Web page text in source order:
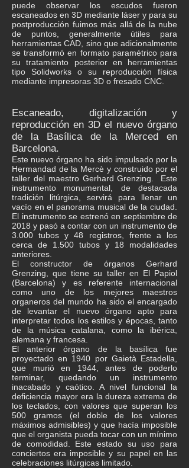
puede observar los escudos fueron
escaneados en 3D mediante láser y para su
postproducción fuimos más allá de la nube
de puntos, generalmente útiles para
herramientas CAD, sino que adicionalmente
se transformó en formato paramétrico para
su tratamiento posterior en herramientas
tipo Solidworks o su reproducción física
mediante impresoras 3D o fresado CNC.
Escaneado, digitalización y
reproducción en 3D el nuevo órgano
de la Basílica de la Merced en
Barcelona.
Este nuevo órgano ha sido impulsado por la
Hermandad de la Mercè y construido por el
taller del maestro Gerhard Grenzing. Este
instrumento monumental, de destacada
tradición litúrgica, servirá para llenar un
vacío en el panorama musical de la ciudad.
El instrumento se estrenó en septiembre de
2018 y pasó a contar con un instrumento de
3.000 tubos y 48 registros, frente a los
cerca de 1.500 tubos y 18 modalidades
anteriores.
El constructor de órganos Gerhard
Grenzing, que tiene su taller en El Papiol
(Barcelona) y es referente internacional
como uno de los mejores maestros
organeros del mundo ha sido el encargado
de levantar el nuevo órgano apto para
interpretar todos los estilos y épocas, tanto
de la música catalana, como la ibérica,
alemana y francesa.
El anterior órgano de la basílica fue
proyectado en 1940 por Gaietà Estadella,
que murió en 1944, antes de poderlo
terminar, quedando un instrumento
inacabado y caótico. A nivel funcional la
deficiencia mayor era la dureza extrema de
los teclados, con valores que superan los
500 gramos (el doble de los valores
máximos admisibles) y que hacía imposible
que el organista pueda tocar con un mínimo
de comodidad. Este estado su uso para
conciertos era imposible y su papel en las
celebraciones litúrgicas limitado.